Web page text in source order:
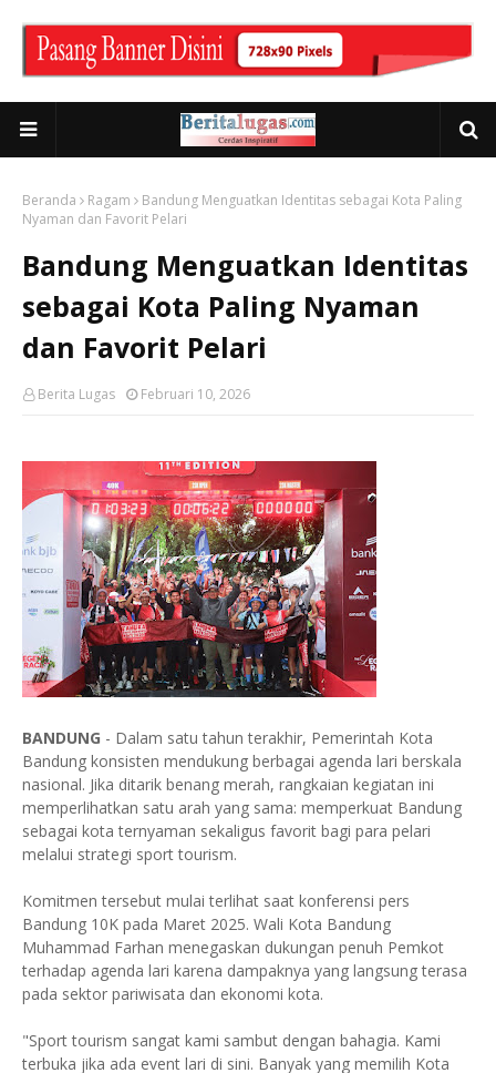
Beranda Ragam
Bandung Menguatkan Identitas sebagai Kota Paling
Nyaman dan Favorit Pelari
Bandung Menguatkan Identitas
sebagai Kota Paling Nyaman
dan Favorit Pelari
Berita Lugas Februari 10, 2026
BANDUNG - Dalam satu tahun terakhir, Pemerintah Kota
Bandung konsisten mendukung berbagai agenda lari berskala
nasional. Jika ditarik benang merah, rangkaian kegiatan ini
memperlihatkan satu arah yang sama: memperkuat Bandung
sebagai kota ternyaman sekaligus favorit bagi para pelari
melalui strategi sport tourism.
Komitmen tersebut mulai terlihat saat konferensi pers
Bandung 10K pada Maret 2025. Wali Kota Bandung
Muhammad Farhan menegaskan dukungan penuh Pemkot
terhadap agenda lari karena dampaknya yang langsung terasa
pada sektor pariwisata dan ekonomi kota.
"Sport tourism sangat kami sambut dengan bahagia. Kami
terbuka jika ada event lari di sini. Banyak yang memilih Kota